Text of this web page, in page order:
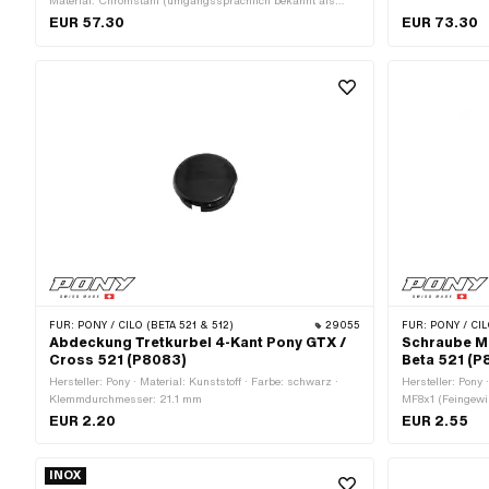
Nirosta) · Ø Bohrung: 16.1 mm · Ø Tretarmaufnahme: 15.8
EUR 57.30
OEM-Nr.: P8080
EUR 73.30
FÜR: PONY / CILO (BETA 521 & 512) 29055
Abdeckung Tretkurbel 4-Kant Pony GTX /
Cross 521 (P8083)
Hersteller: Pony · Material: Kunststoff · Farbe: schwarz ·
Klemmdurchmesser: 21.1 mm
EUR 2.20
FÜR: PONY /
Schraube
Beta 521
Hersteller: Pony
MF8x1
EUR 2.55
INOX